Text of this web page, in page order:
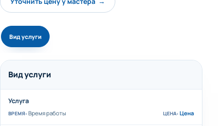
Вид услуги
Вид услуги
Услуга
Время работы Цена